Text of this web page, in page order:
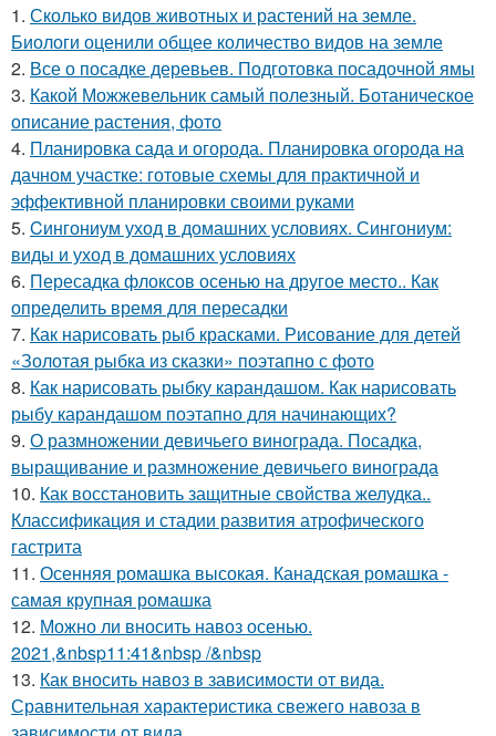
1. Сколько видов животных и растений на земле.
Биологи оценили общее количество видов на земле
2. Все о посадке деревьев. Подготовка посадочной ямы
3. Какой Можжевельник самый полезный. Ботаническое
описание растения, фото
4. Планировка сада и огорода. Планировка огорода на
дачном участке: готовые схемы для практичной и
эффективной планировки своими руками
5. Cингониум уход в домашних условиях. Сингониум:
виды и уход в домашних условиях
6. Пересадка флоксов осенью на другое место.. Как
определить время для пересадки
7. Как нарисовать рыб красками. Рисование для детей
«Золотая рыбка из сказки» поэтапно с фото
8. Как нарисовать рыбку карандашом. Как нарисовать
рыбу карандашом поэтапно для начинающих?
9. О размножении девичьего винограда. Посадка,
выращивание и размножение девичьего винограда
10. Как восстановить защитные свойства желудка..
Классификация и стадии развития атрофического
гастрита
11. Осенняя ромашка высокая. Канадская ромашка -
самая крупная ромашка
12. Можно ли вносить навоз осенью.
2021,&nbsp11:41&nbsp /&nbsp
13. Как вносить навоз в зависимости от вида.
Сравнительная характеристика свежего навоза в